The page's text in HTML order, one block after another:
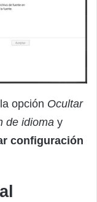
opción Ocultar
de idioma y
configuración